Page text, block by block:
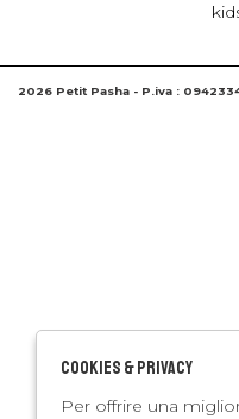
2026 Petit Pasha - P.iva :
Cookies & Privacy
Per offrire una